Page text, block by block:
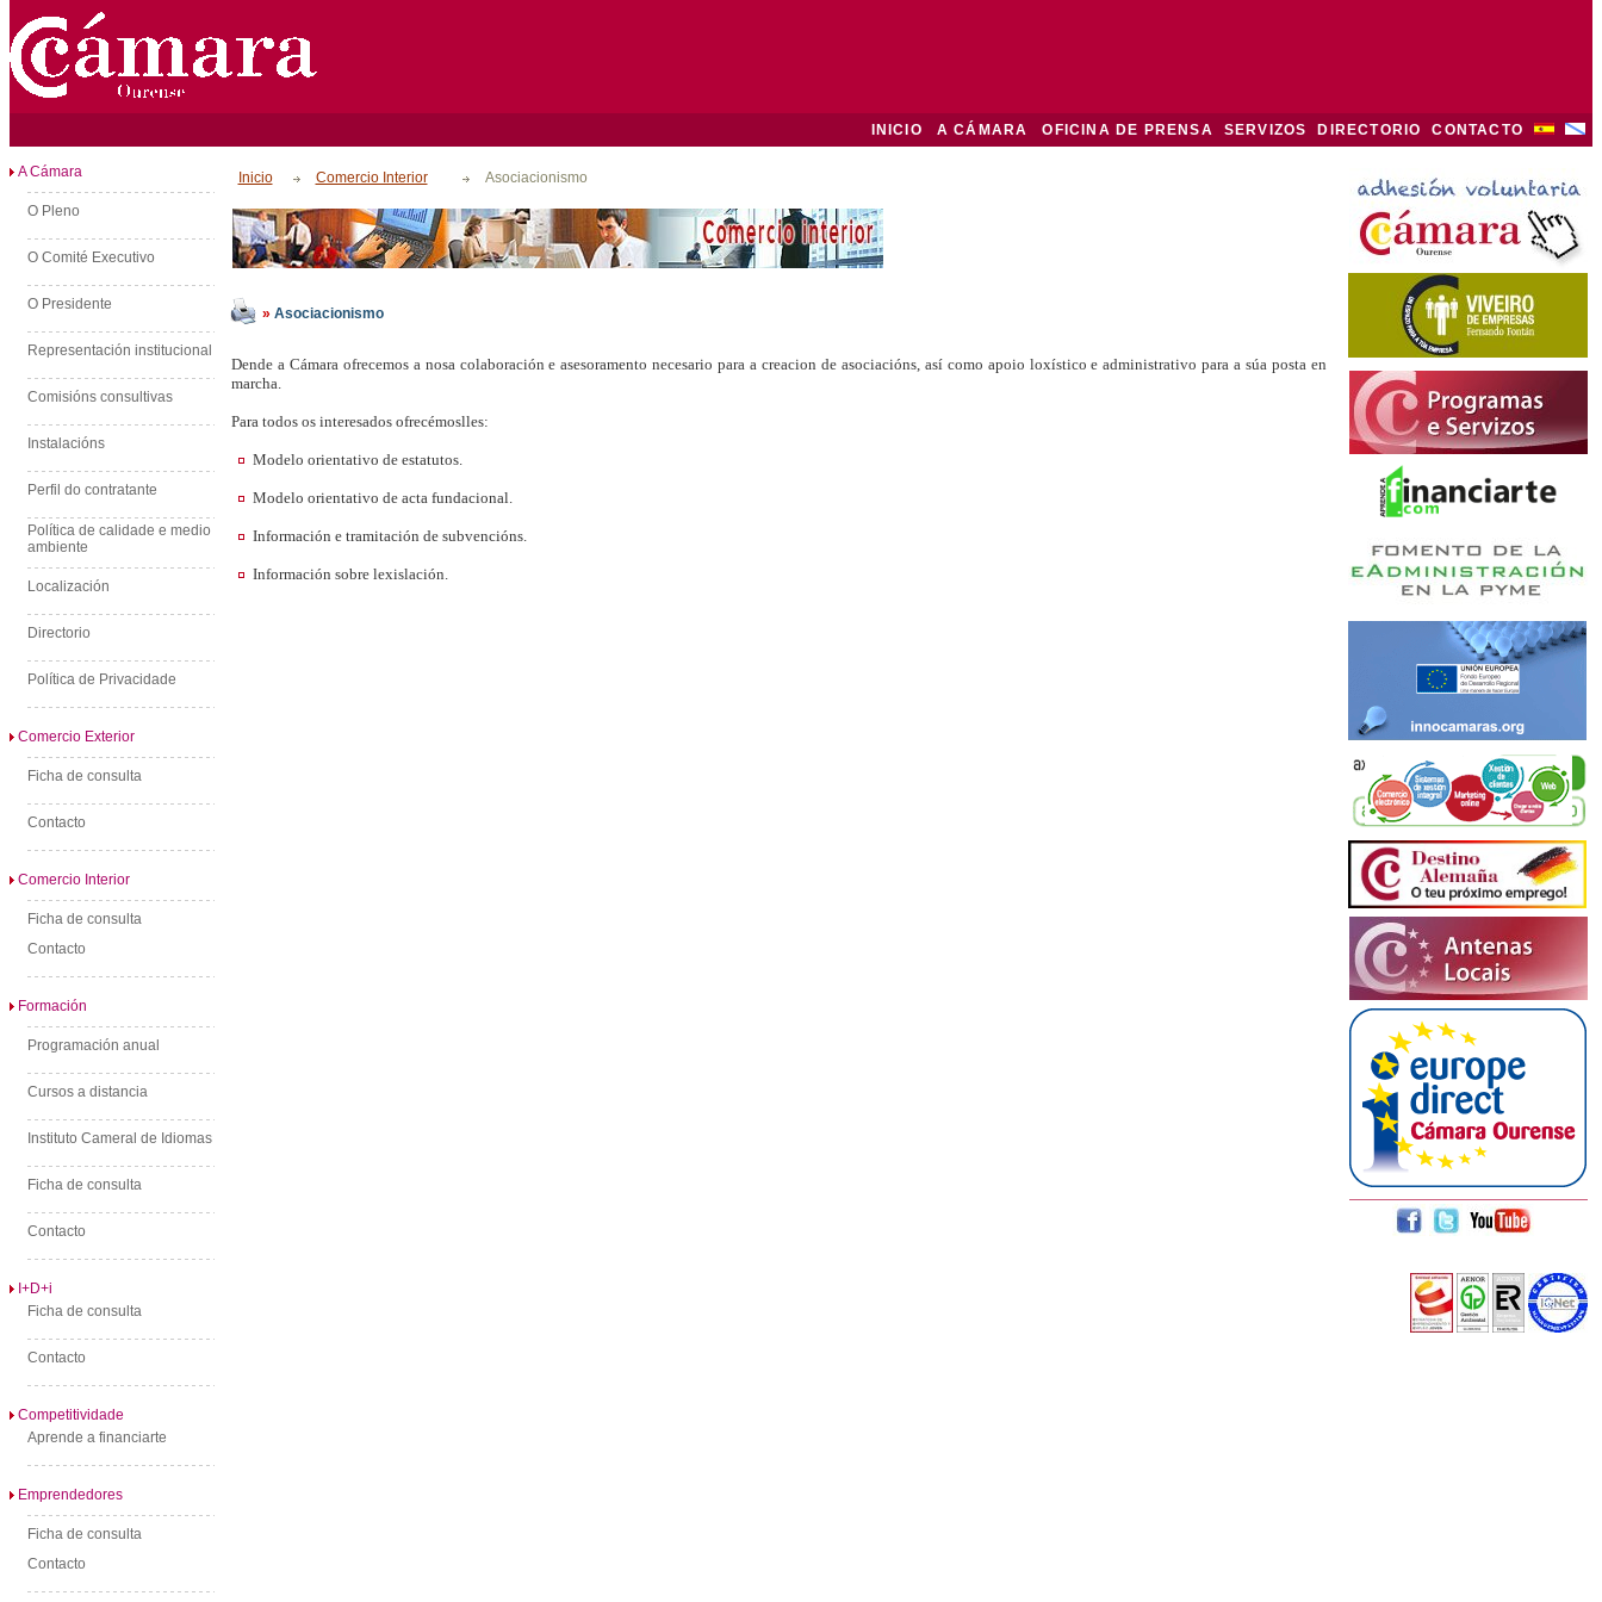
INICIO A CÁMARA OFICINA DE PRENSA SERVIZOS DIRECTORIO CONTACTO
A Cámara
O Pleno
O Comité Executivo
O Presidente
Representación institucional
Comisións consultivas
Instalacións
Perfil do contratante
Política de calidade e medio
ambiente
Localización
Directorio
Política de Privacidade
Comercio Exterior
Ficha de consulta
Contacto
Comercio Interior
Ficha de consulta
Contacto
Formación
Programación anual
Cursos a distancia
Instituto Cameral de Idiomas
Ficha de consulta
Contacto
I+D+i
Ficha de consulta
Contacto
Competitividade
Aprende a financiarte
Emprendedores
Ficha de consulta
Contacto
Inicio Comercio Interior Asociacionismo
» Asociacionismo
Dende a Cámara ofrecemos a nosa colaboración e asesoramento necesario para a creacion de asociacións, así como apoio loxístico e administrativo para a súa posta en
marcha.
Para todos os interesados ofrecémoslles:
Modelo orientativo de estatutos.
Modelo orientativo de acta fundacional.
Información e tramitación de subvencións.
Información sobre lexislación.